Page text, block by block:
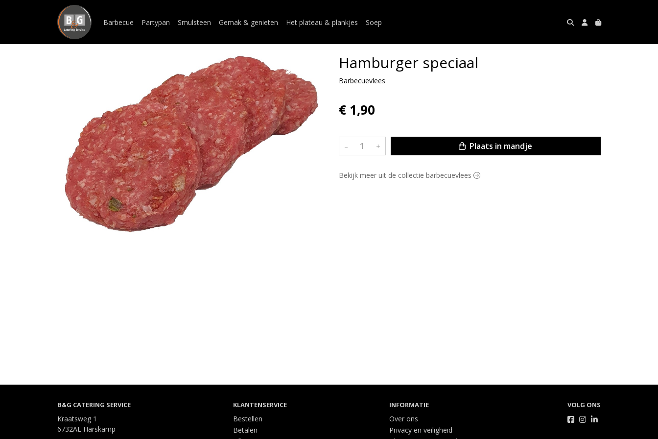
Barbecue Partypan Smulsteen Gemak & genieten Het plateau & plankjes Soep
Hamburger speciaal
Barbecuevlees
€ 1,90
– + Plaats in mandje
Bekijk meer uit de collectie barbecuevlees
B&G CATERING SERVICE
Kraatsweg 1
6732AL Harskamp
KLANTENSERVICE
Bestellen
Betalen
INFORMATIE
Over ons
Privacy en veiligheid
VOLG ONS